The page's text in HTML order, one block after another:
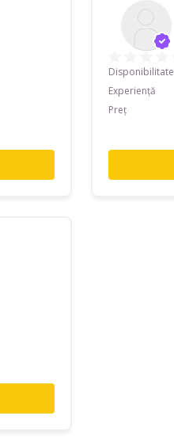
Disponibilitate
Experiență
Preț